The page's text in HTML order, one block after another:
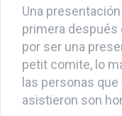
Una
primera después
por ser una
petit comite, lo
las personas
asistieron son